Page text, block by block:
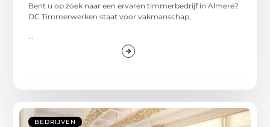
Bent u op zoek naar een ervaren timmerbedrijf in Almere?
DC Timmerwerken staat voor vakmanschap,
...
BEDRIJVEN